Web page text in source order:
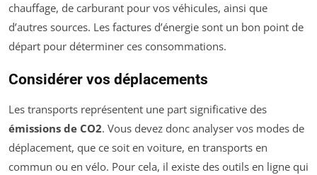
chauffage, de carburant pour vos véhicules, ainsi que
d’autres sources. Les factures d’énergie sont un bon point de
départ pour déterminer ces consommations.
Considérer vos déplacements
Les transports représentent une part significative des
émissions de CO2. Vous devez donc analyser vos modes de
déplacement, que ce soit en voiture, en transports en
commun ou en vélo. Pour cela, il existe des outils en ligne qui